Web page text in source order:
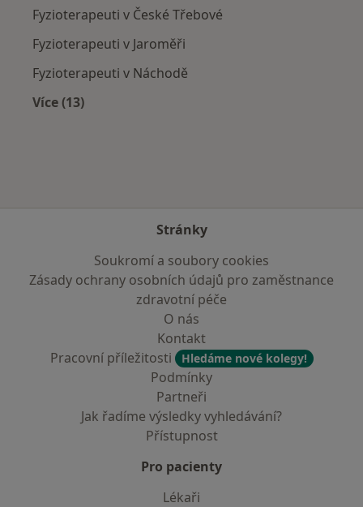
Fyzioterapeuti v České Třebové
Fyzioterapeuti v Jaroměři
Fyzioterapeuti v Náchodě
Více (13)
Stránky
Soukromí a soubory cookies
Zásady ochrany osobních údajů pro zaměstnance
zdravotní péče
O nás
Kontakt
Pracovní příležitosti
Hledáme nové kolegy!
Podmínky
Partneři
Jak řadíme výsledky vyhledávání?
Přístupnost
Pro pacienty
Lékaři